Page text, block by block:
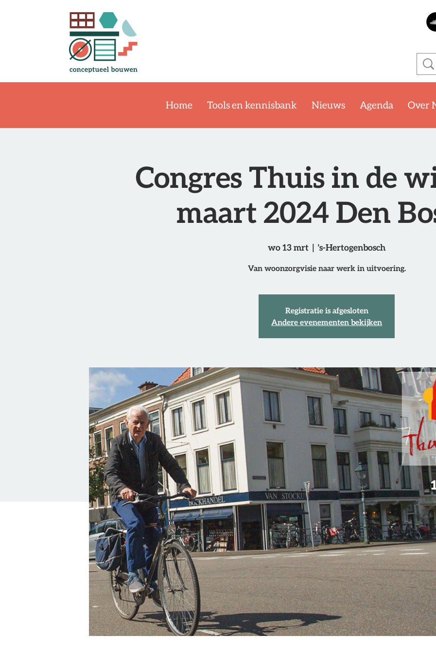
Home Tools en kennisbank Nieuws Agenda Over
Congres Thuis in de
maart 2024 Den
wo 13 mrt 's-Hertogenbosch
Van woonzorgvisie naar werk in uitvoering.
Registratie is afgesloten
Andere evenementen bekijken